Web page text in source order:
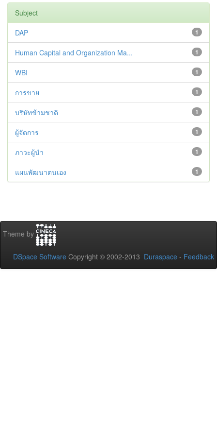
Subject
1
DAP
1
Human Capital and Organization Ma...
1
WBI
1
การขาย
1
บริษัทข้ามชาติ
1
ผู้จัดการ
1
ภาวะผู้นำ
1
แผนพัฒนาตนเอง
Theme by
DSpace Software Copyright © 2002-2013 Duraspace - Feedback